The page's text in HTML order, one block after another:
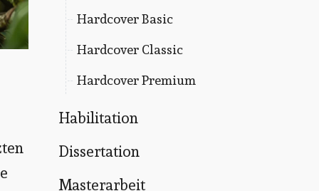
Hardcover Basic
Hardcover Classic
Hardcover Premium
Habilitation
Dissertation
Masterarbeit